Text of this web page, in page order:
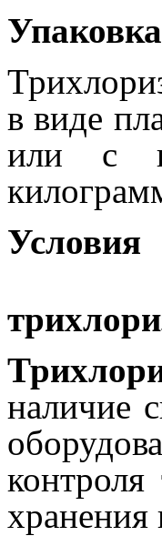
в виде
или с
наличие
хранения